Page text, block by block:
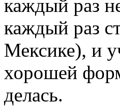
каждый раз
каждый раз
Мексике), и
хорошей
делась.